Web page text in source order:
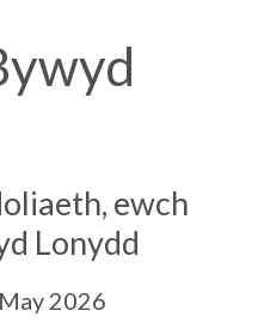
ewch
Lonydd
2026